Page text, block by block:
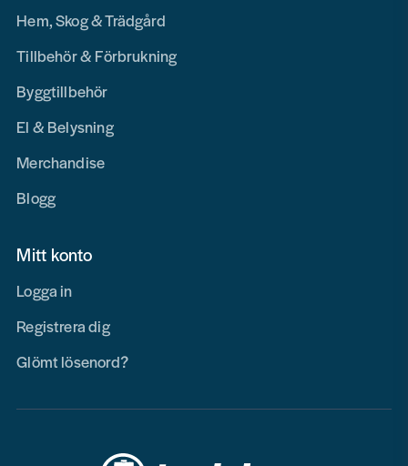
Hem, Skog & Trädgård
Tillbehör & Förbrukning
Byggtillbehör
El & Belysning
Merchandise
Blogg
Mitt konto
Logga in
Registrera dig
Glömt lösenord?